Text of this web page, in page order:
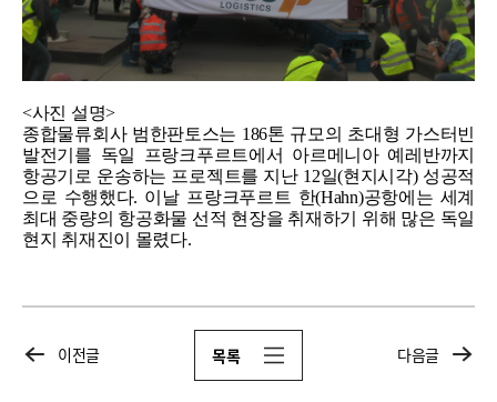
<사진 설명>
종합물류회사 범한판토스는 186톤 규모의 초대형 가스터빈
발전기를 독일 프랑크푸르트에서 아르메니아 예레반까지
항공기로 운송하는 프로젝트를 지난 12일(현지시각) 성공적
으로 수행했다. 이날 프랑크푸르트 한(Hahn)공항에는 세계
최대 중량의 항공화물 선적 현장을 취재하기 위해 많은 독일
현지 취재진이 몰렸다.
목록
이전글 다음글